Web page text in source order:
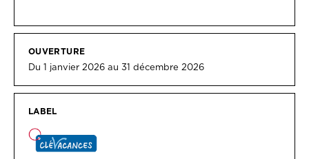
OUVERTURE
Du 1 janvier 2026 au 31 décembre 2026
LABEL